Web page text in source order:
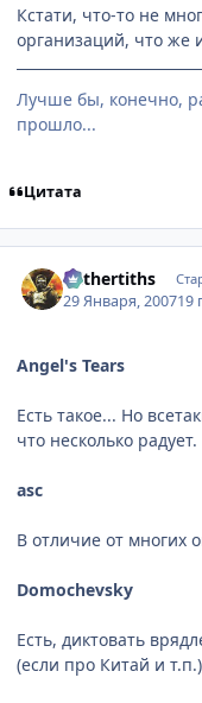
Кстати, что-то не
организаций, что же
Лучше бы, конечно,
прошло...
Цитата
Mithertiths
29 Января, 200719
Angel's Tears
Есть такое... Но
что несколько
asc
В отличие от многих
Domochevsky
Есть, диктовать
(если про Китай и т.п.)